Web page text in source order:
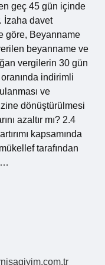
geç 45 gün içinde
İzaha davet
göre, Beyanname
beyanname ve
vergilerin 30 gün
indirimli
ve
dönüştürülmesi
azaltır mı? 2.4
kapsamında
tarafından